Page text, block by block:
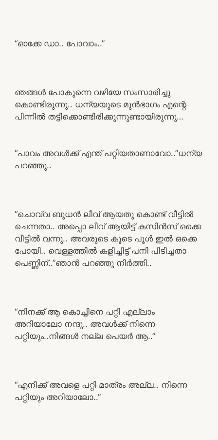
“ഓക്കേ ഡാ.. പോവാം..”
ഞങ്ങൾ പോകുന്നെ വഴിയേ സംസാരിച്ചു
കൊണ്ടിരുന്നു.. ധന്യയുടെ മുൻഭാഗം എന്റെ
പിന്നിൽ തട്ടിക്കൊണ്ടിരിക്കുന്നുണ്ടായിരുന്നു…
“പാവം അവൾക്ക് എന്ത് പറ്റിയതാണാവോ..”ധന്യ
പറഞ്ഞു..
“ചൊവ്വ ബുധൻ ലീവ് ആയതു കൊണ്ട് വീട്ടിൽ
ചെന്നതാ.. അപ്പൊ ലീവ് ആയിട്ട് കസിൻസ് ഒക്കെ
വീട്ടിൽ വന്നു.. അവരുടെ കൂടെ പൂൾ ഇൽ ഒക്കെ
പോയി.. വെള്ളത്തിൽ കളിച്ചിട്ട് പനി പിടിച്ചതാ
പെണ്ണിന്..”ഞാൻ പറഞ്ഞു നിർത്തി..
“നിനക്ക് ആ കൊച്ചിനെ പറ്റി എല്ലാം
അറിയാലോ നന്ദു.. അവൾക്ക് നിന്നെ
പറ്റിയും..നിങ്ങൾ നല്ല പെയർ ആ..”
“എനിക്ക് അവളെ പറ്റി മാത്രം അല്ല.. നിന്നെ
പറ്റിയും അറിയാലോ..”